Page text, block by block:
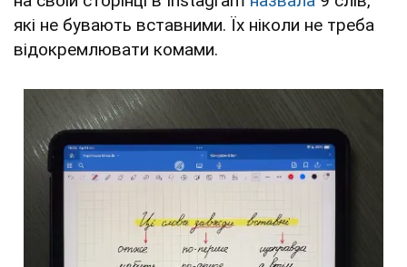
які не бувають вставними. Їх ніколи не треба
відокремлювати комами.